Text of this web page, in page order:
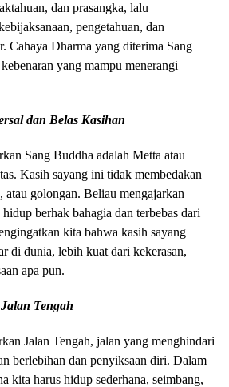
dan prasangka, lalu
pengetahuan, dan
Cahaya Dharma yang diterima Sang
yang mampu menerangi
dan Belas Kasihan
Sang Buddha adalah Metta atau
Kasih sayang ini tidak membedakan
atau golongan. Beliau mengajarkan
berhak bahagia dan terbebas dari
kita bahwa kasih sayang
di dunia, lebih kuat dari kekerasan,
apa pun.
Tengah
Jalan Tengah, jalan yang menghindari
berlebihan dan penyiksaan diri. Dalam
kita harus hidup sederhana, seimbang,